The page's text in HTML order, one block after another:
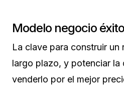
Modelo negocio éxito
La clave para construir un
largo plazo, y potenciar la
venderlo por el mejor